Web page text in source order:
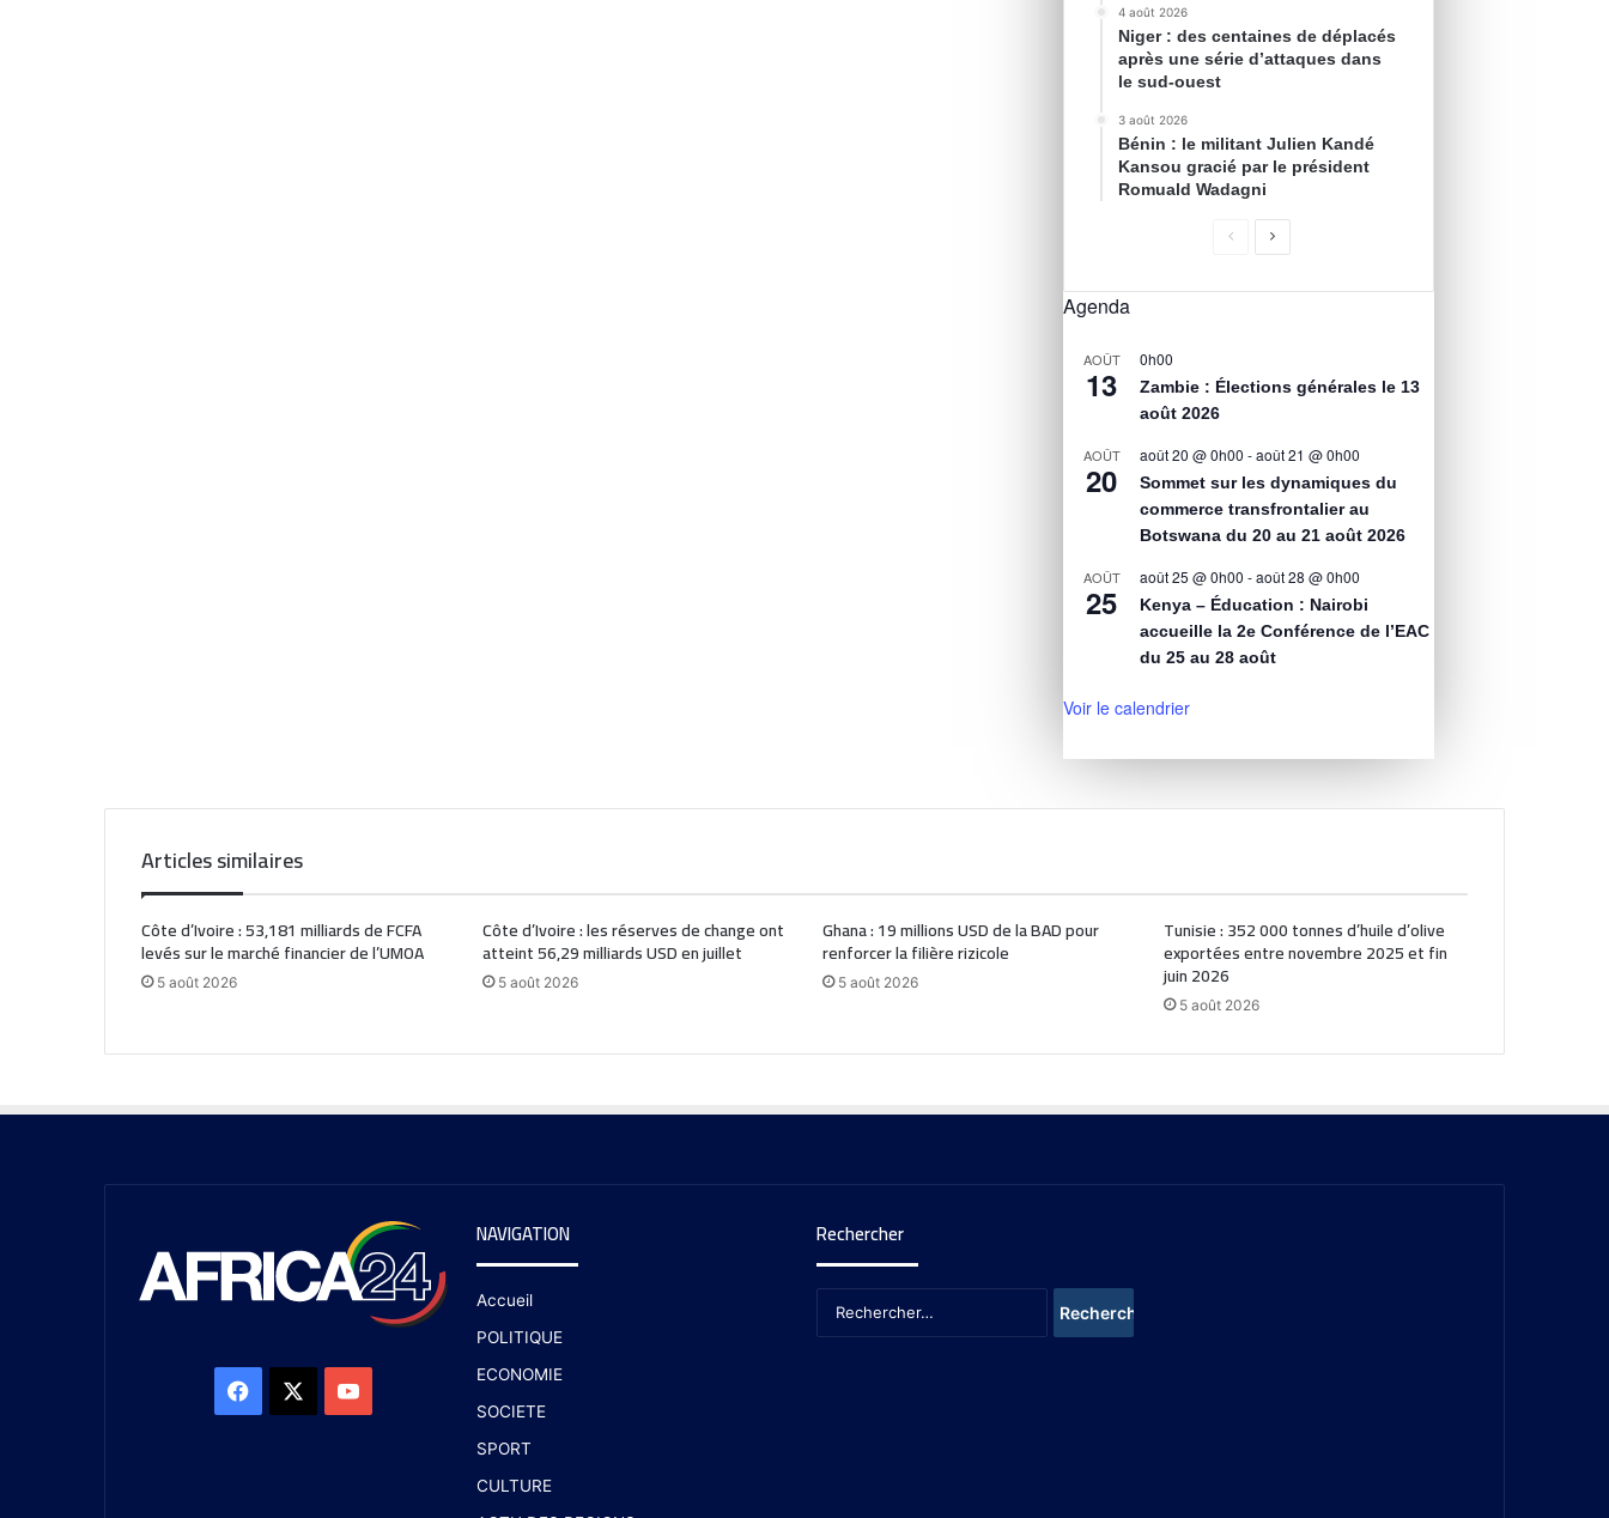
4 août 2026
Niger : des centaines de déplacés
après une série d’attaques dans
le sud-ouest
3 août 2026
Bénin : le militant Julien Kandé
Kansou gracié par le président
Romuald Wadagni
Agenda
AOÛT
13
0h00
Zambie : Élections générales le 13
août 2026
AOÛT
20
août 20 @ 0h00 -août 21 @ 0h00
Sommet sur les dynamiques du
commerce transfrontalier au
Botswana du 20 au 21 août 2026
AOÛT
25
août 25 @ 0h00 -août 28 @ 0h00
Kenya – Éducation : Nairobi
accueille la 2e Conférence de l’EAC
du 25 au 28 août
Voir le calendrier
Articles similaires
Côte d’Ivoire : 53,181 milliards de FCFA
levés sur le marché financier de l’UMOA
5 août 2026
Côte d’Ivoire : les réserves de change ont
atteint 56,29 milliards USD en juillet
5 août 2026
Ghana : 19 millions USD de la BAD pour
renforcer la filière rizicole
5 août 2026
Tunisie : 352 000 tonnes d’huile d’olive
exportées entre novembre 2025 et fin
juin 2026
5 août 2026
NAVIGATION
Accueil
POLITIQUE
ECONOMIE
SOCIETE
SPORT
CULTURE
Rechercher